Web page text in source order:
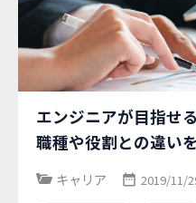
エンジニアが目指せ
職種や役割との違い
キャリア 2019/11/